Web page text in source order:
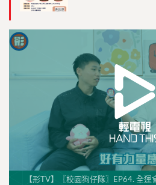
【形TV】〖校園狗仔隊〗EP64. 全